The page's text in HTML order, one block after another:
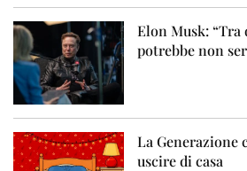
Elon Musk:
potrebbe non
La Generazione
uscire di casa